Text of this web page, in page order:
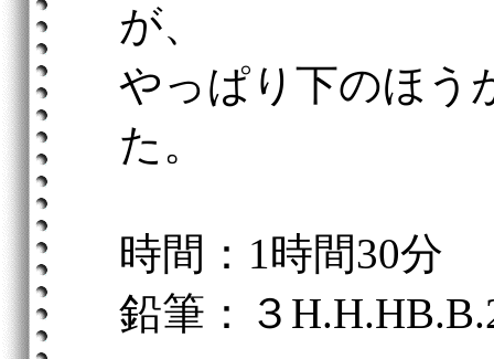
が、
やっぱり下のほう
た。
時間：1時間30分
鉛筆：３